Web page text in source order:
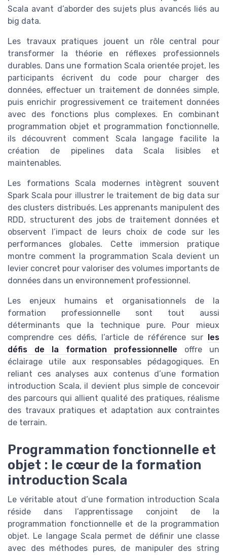
Scala avant d’aborder des sujets plus avancés liés au
big data.
Les travaux pratiques jouent un rôle central pour
transformer la théorie en réflexes professionnels
durables. Dans une formation Scala orientée projet, les
participants écrivent du code pour charger des
données, effectuer un traitement de données simple,
puis enrichir progressivement ce traitement données
avec des fonctions plus complexes. En combinant
programmation objet et programmation fonctionnelle,
ils découvrent comment Scala langage facilite la
création de pipelines data Scala lisibles et
maintenables.
Les formations Scala modernes intègrent souvent
Spark Scala pour illustrer le traitement de big data sur
des clusters distribués. Les apprenants manipulent des
RDD, structurent des jobs de traitement données et
observent l’impact de leurs choix de code sur les
performances globales. Cette immersion pratique
montre comment la programmation Scala devient un
levier concret pour valoriser des volumes importants de
données dans un environnement professionnel.
Les enjeux humains et organisationnels de la
formation professionnelle sont tout aussi
déterminants que la technique pure. Pour mieux
comprendre ces défis, l’article de référence sur les
défis de la formation professionnelle offre un
éclairage utile aux responsables pédagogiques. En
reliant ces analyses aux contenus d’une formation
introduction Scala, il devient plus simple de concevoir
des parcours qui allient qualité des pratiques, réalisme
des travaux pratiques et adaptation aux contraintes
de terrain.
Programmation fonctionnelle et
objet : le cœur de la formation
introduction Scala
Le véritable atout d’une formation introduction Scala
réside dans l’apprentissage conjoint de la
programmation fonctionnelle et de la programmation
objet. Le langage Scala permet de définir une classe
avec des méthodes pures, de manipuler des string